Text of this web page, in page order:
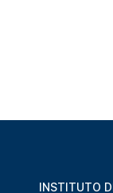
INSTITUTO